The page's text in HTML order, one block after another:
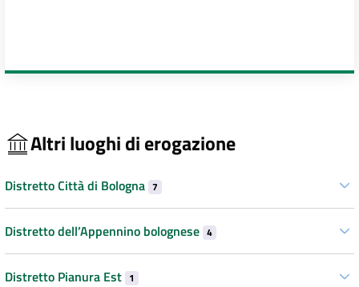
Altri luoghi di erogazione
Distretto Città di Bologna 7
Distretto dell’Appennino bolognese 4
Distretto Pianura Est 1